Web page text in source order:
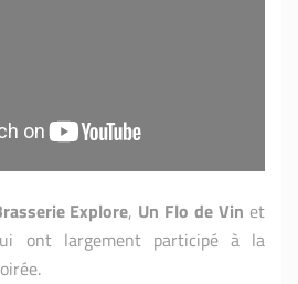
Explore, Un Flo de Vin et
ont largement participé à la